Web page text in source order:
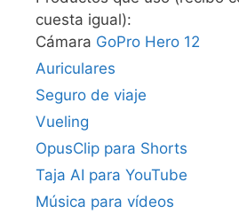
cuesta igual):
Cámara GoPro Hero 12
Auriculares
Seguro de viaje
Vueling
OpusClip para Shorts
Taja AI para YouTube
Música para vídeos